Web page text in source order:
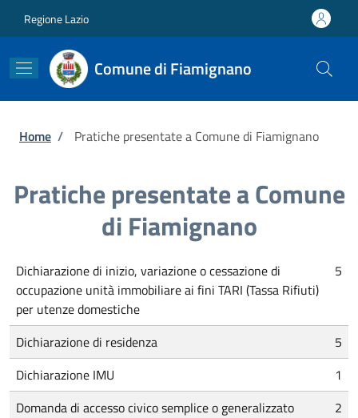
Regione Lazio
Comune di Fiamignano
Briciole di pane
Home / Pratiche presentate a Comune di Fiamignano
Pratiche presentate a Comune
di Fiamignano
Dichiarazione di inizio, variazione o cessazione di
occupazione unità immobiliare ai fini TARI (Tassa Rifiuti)
per utenze domestiche
5
Dichiarazione di residenza
5
Dichiarazione IMU
1
Domanda di accesso civico semplice o generalizzato
2